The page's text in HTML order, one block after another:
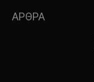
ΑΡΘΡΑ